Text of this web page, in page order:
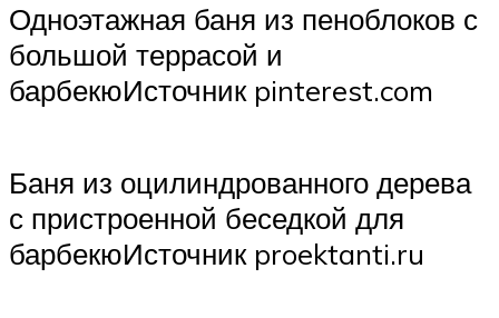
Одноэтажная баня из пеноблоков с
большой террасой и
барбекюИсточник pinterest.com
Баня из оцилиндрованного дерева
с пристроенной беседкой для
барбекюИсточник proektanti.ru